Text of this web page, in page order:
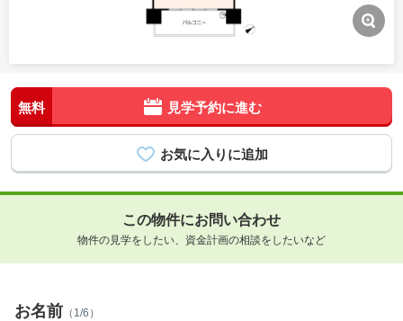
無料 見学予約に進む
この物件にお問い合わせ
物件の見学をしたい、資金計画の相談をしたいなど
お名前 （1/6）